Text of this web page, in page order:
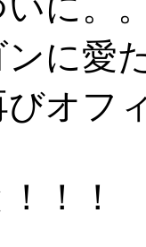
に愛
オフ
！！